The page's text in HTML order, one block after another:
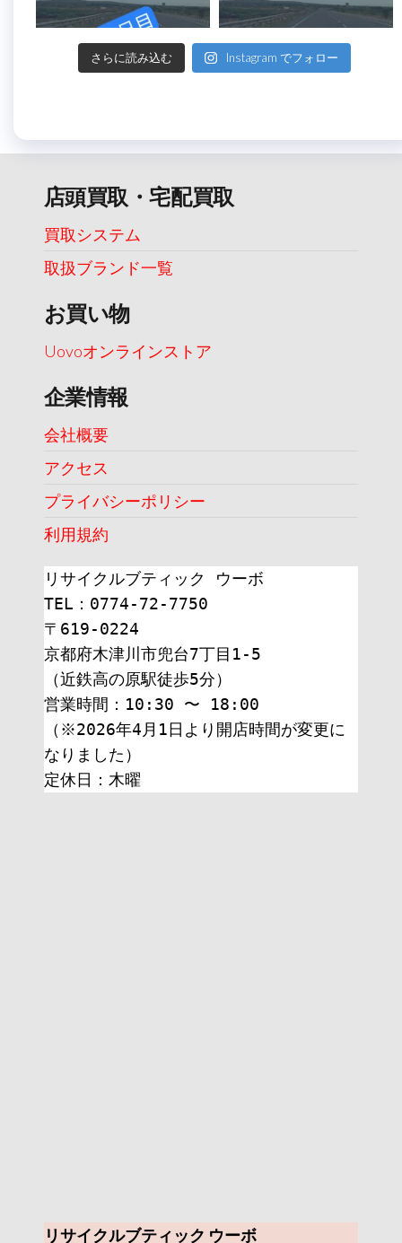
さらに読み込む Instagram でフォロー
店頭買取・宅配買取
買取システム
取扱ブランド一覧
お買い物
Uovoオンラインストア
企業情報
会社概要
アクセス
プライバシーポリシー
利用規約
リサイクルブティック ウーボ
TEL：0774-72-7750
〒619-0224
京都府木津川市兜台7丁目1-5
（近鉄高の原駅徒歩5分）
営業時間：10:30 〜 18:00
（※2026年4月1日より開店時間が変更に
なりました）
定休日：木曜
リサイクルブティック ウーボ